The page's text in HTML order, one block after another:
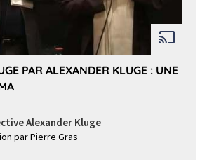
PAR ALEXANDER KLUGE : UNE
Alexander Kluge
par Pierre Gras